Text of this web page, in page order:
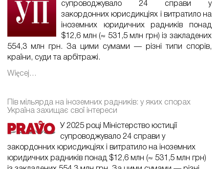
супроводжувало 24 справи у
закордонних юрисдикціях і витратило на
іноземних юридичних радників понад
$12,6 млн (≈ 531,5 млн грн) із закладених
554,3 млн грн. За цими сумами — різні типи спорів,
країни, суди та арбітражі.
Więcej…
Пів мільярда на іноземних радників: у яких спорах
Україна захищає свої інтереси
У 2025 році Міністерство юстиції
супроводжувало 24 справи у
закордонних юрисдикціях і витратило на іноземних
юридичних радників понад $12,6 млн (≈ 531,5 млн грн)